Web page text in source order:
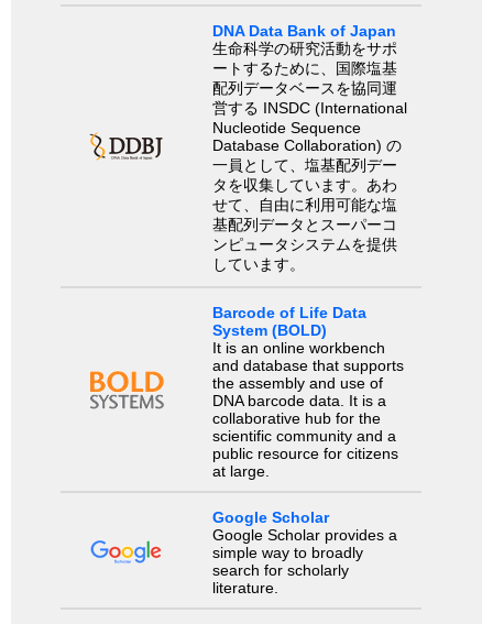
DNA Data Bank of Japan
生命科学の研究活動をサポ
ートするために、国際塩基
配列データベースを協同運
営する INSDC (International
Nucleotide Sequence
Database Collaboration) の
一員として、塩基配列デー
タを収集しています。あわ
せて、自由に利用可能な塩
基配列データとスーパーコ
ンピュータシステムを提供
しています。
Barcode of Life Data
System (BOLD)
It is an online workbench
and database that supports
the assembly and use of
DNA barcode data. It is a
collaborative hub for the
scientific community and a
public resource for citizens
at large.
Google Scholar
Google Scholar provides a
simple way to broadly
search for scholarly
literature.